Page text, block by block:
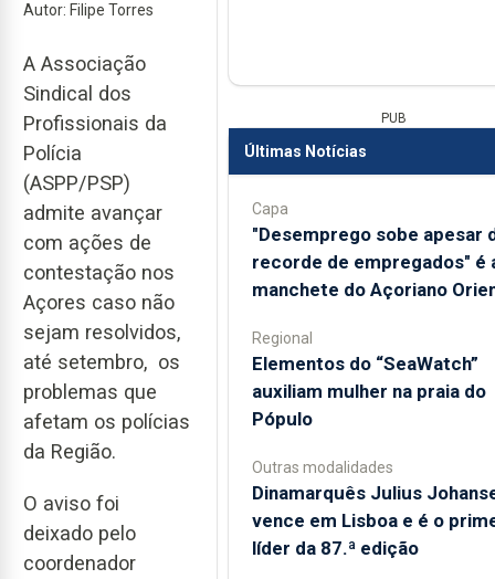
Autor: Filipe Torres
A Associação
Sindical dos
Profissionais da
Polícia
(ASPP/PSP)
admite avançar
com ações de
contestação nos
Açores caso não
sejam resolvidos,
até setembro, os
problemas que
afetam os polícias
da Região.
O aviso foi
deixado pelo
coordenador
PUB
Últimas Notícias
Capa
"Desemprego sobe apesar
recorde de empregados" é
manchete do Açoriano
Regional
​Elementos do “SeaWatch”
auxiliam mulher na praia do
Pópulo
Outras modalidades
Dinamarquês Julius
vence em Lisboa e é o
líder da 87.ª edição